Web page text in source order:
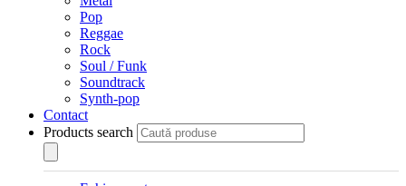
Pop
Reggae
Rock
Soul / Funk
Soundtrack
Synth-pop
Contact
Products search